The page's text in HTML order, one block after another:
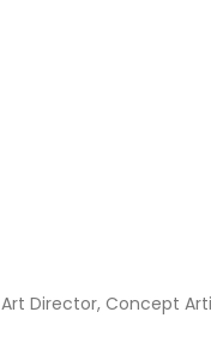
Art Director, Concept